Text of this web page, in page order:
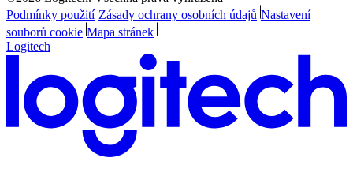
Podmínky použití Zásady ochrany osobních údajů Nastavení
souborů cookie Mapa stránek
Logitech